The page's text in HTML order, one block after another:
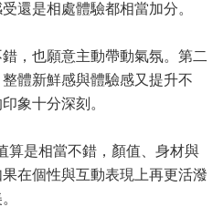
還是相處體驗都相當加分。
，也願意主動帶動氣氛。第二
體新鮮感與體驗感又提升不
象十分深刻。
算是相當不錯，顏值、身材與
在個性與互動表現上再更活潑